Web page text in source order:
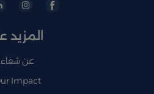
المزيد
عن شفاء
Impact